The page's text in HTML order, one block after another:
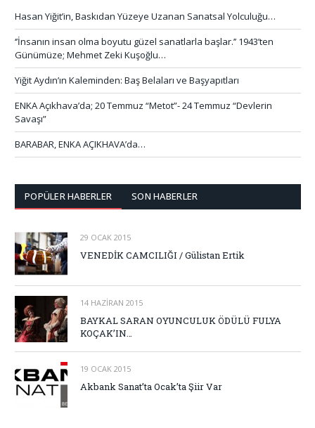
Hasan Yiğit’in, Baskıdan Yüzeye Uzanan Sanatsal Yolculuğu…
‘’İnsanın insan olma boyutu güzel sanatlarla başlar.’’ 1943’ten
Günümüze; Mehmet Zeki Kuşoğlu…
Yiğit Aydın’ın Kaleminden: Baş Belaları ve Başyapıtları
ENKA Açıkhava’da; 20 Temmuz “Metot”- 24 Temmuz “Devlerin
Savaşı”
BARABAR, ENKA AÇIKHAVA’da…
POPÜLER HABERLER SON HABERLER
29 OCAK 2015
VENEDİK CAMCILIĞI / Gülistan Ertik
14 HAZIRAN 2015
BAYKAL SARAN OYUNCULUK ÖDÜLÜ FULYA
KOÇAK’IN…
19 OCAK 2015
Akbank Sanat’ta Ocak’ta Şiir Var